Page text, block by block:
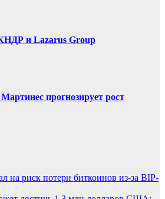
и Lazarus Group
прогнозирует рост
на риск потери биткоинов из-за BIP-